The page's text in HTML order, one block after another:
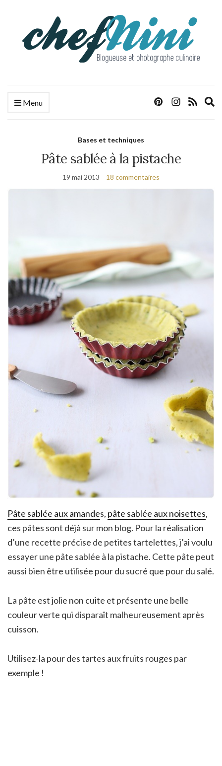
Menu
Bases et techniques
Pâte sablée à la pistache
19 mai 2013 18 commentaires
Pâte sablée aux amandes, pâte sablée aux noisettes,
ces pâtes sont déjà sur mon blog. Pour la réalisation
d’une recette précise de petites tartelettes, j’ai voulu
essayer une pâte sablée à la pistache. Cette pâte peut
aussi bien être utilisée pour du sucré que pour du salé.
La pâte est jolie non cuite et présente une belle
couleur verte qui disparaît malheureusement après
cuisson.
Utilisez-la pour des tartes aux fruits rouges par
exemple !